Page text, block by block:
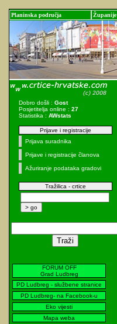
Planinska područja Županije
Dobro došli : Gost
Posjetitelja online : 27
Statistika : AWstats
Prijave i registracije
Prijava suradnika
Prijave i registracije članova
Ažuriranje podataka gradovi
Tražilica - crtice
FORUM OFF
Grad Ludbreg
PD Ludbreg - službene stranice
PD Ludbreg- na Facebook-u
Eko vijesti
Mapa weba